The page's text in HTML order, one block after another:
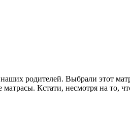
родителей. Выбрали этот
Кстати, несмотря на то,